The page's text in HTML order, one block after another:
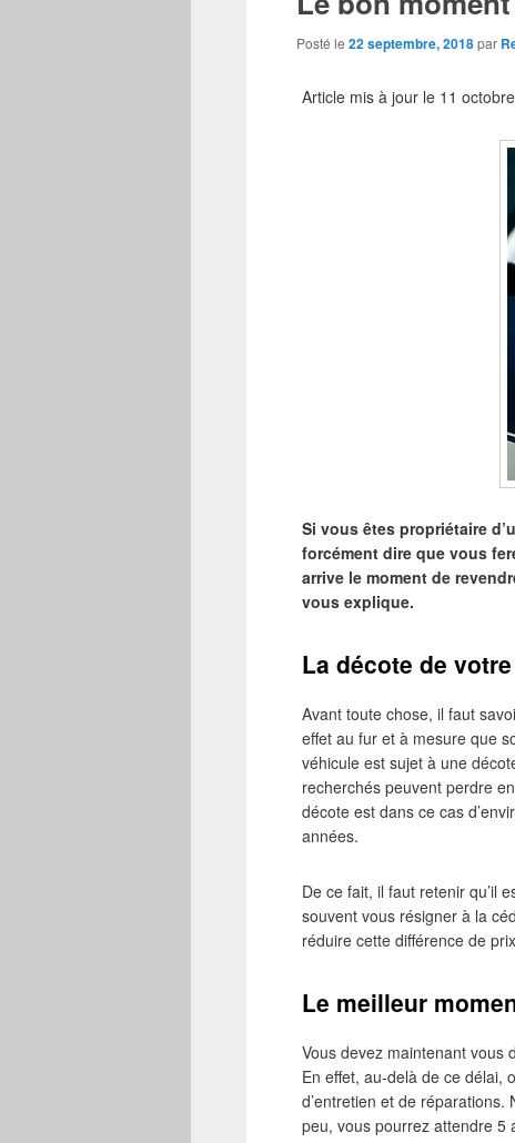
Posté le 22 septembre, 2018par
Article mis à jour le 11
Si vous êtes propriétaire
forcément dire que vous
arrive le moment de
vous explique.
La décote de
Avant toute chose, il faut
effet au fur et à mesure que
véhicule est sujet à une
recherchés peuvent perdre
décote est dans ce cas
années.
De ce fait, il faut retenir qu’il
souvent vous résigner à la
réduire cette différence de
Le meilleur
Vous devez maintenant vous
En effet, au-delà de ce délai,
d’entretien et de
peu, vous pourrez attendre 5